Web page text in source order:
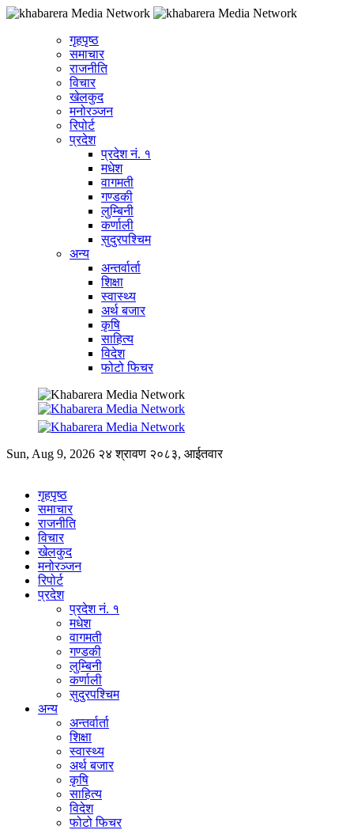
गृहपृष्ठ
समाचार
राजनीति
विचार
खेलकुद
मनोरञ्जन
रिपोर्ट
प्रदेश
प्रदेश नं. १
मधेश
वागमती
गण्डकी
लुम्बिनी
कर्णाली
सुदुरपश्चिम
अन्य
अन्तर्वार्ता
शिक्षा
स्वास्थ्य
अर्थ बजार
कृषि
साहित्य
विदेश
फोटो फिचर
Sun, Aug 9, 2026 २४ श्रावण २०८३, आईतवार
गृहपृष्ठ
समाचार
राजनीति
विचार
खेलकुद
मनोरञ्जन
रिपोर्ट
प्रदेश
प्रदेश नं. १
मधेश
वागमती
गण्डकी
लुम्बिनी
कर्णाली
सुदुरपश्चिम
अन्य
अन्तर्वार्ता
शिक्षा
स्वास्थ्य
अर्थ बजार
कृषि
साहित्य
विदेश
फोटो फिचर